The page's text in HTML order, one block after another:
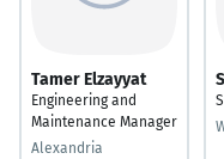
Tamer Elzayyat
Engineering and
Maintenance Manager
Alexandria